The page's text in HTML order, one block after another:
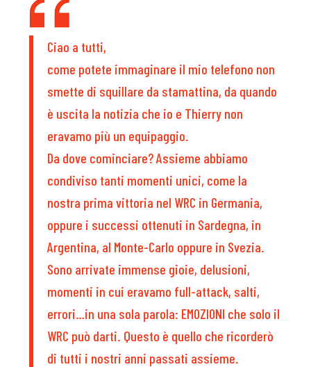
Ciao a tutti,
come potete immaginare il mio telefono non
smette di squillare da stamattina, da quando
è uscita la notizia che io e Thierry non
eravamo più un equipaggio.
Da dove cominciare? Assieme abbiamo
condiviso tanti momenti unici, come la
nostra prima vittoria nel WRC in Germania,
oppure i successi ottenuti in Sardegna, in
Argentina, al Monte-Carlo oppure in Svezia.
Sono arrivate immense gioie, delusioni,
momenti in cui eravamo full-attack, salti,
errori…in una sola parola: EMOZIONI che solo il
WRC può darti. Questo è quello che ricorderò
di tutti i nostri anni passati assieme.